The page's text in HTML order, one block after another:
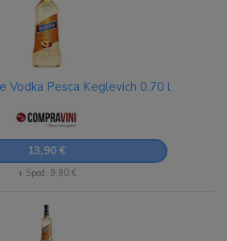
Vodka Pesca Keglevich 0.70 l
13,90 €
+ Sped. 9,90 €